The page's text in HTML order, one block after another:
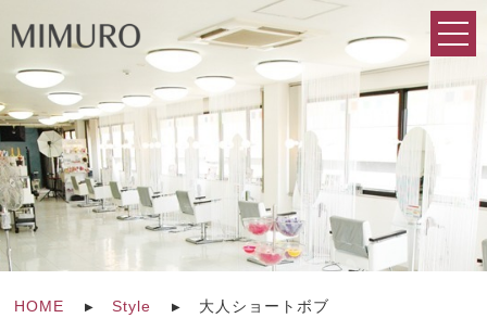
HOME Style 大人ショートボブ